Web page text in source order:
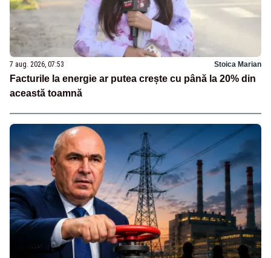
7 aug. 2026, 07:53 Stoica Marian
Facturile la energie ar putea crește cu până la 20% din
această toamnă